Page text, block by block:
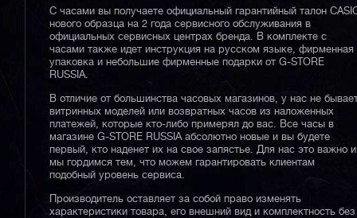
С часами вы получаете официальный гарантийный талон
нового образца на 2 года сервисного обслуживания в
официальных сервисных центрах бренда. В комплекте с
часами также идет инструкция на русском языке, фирменная
упаковка и небольшие фирменные подарки от G-STORE
RUSSIA.
В отличие от большинства часовых магазинов, у нас не
витринных моделей или возвратных часов из наложенных
платежей, которые кто-либо примерял до вас. Все часы в
магазине G-STORE RUSSIA абсолютно новые и вы будете
первый, кто наденет их на свое запястье. Для нас это важно и
мы гордимся тем, что можем гарантировать клиентам
подобный уровень сервиса.
Производитель оставляет за собой право изменять
характеристики товара, его внешний вид и комплектность без